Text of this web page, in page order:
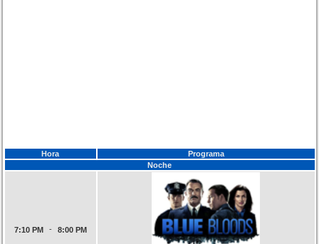
Hora
Programa
Noche
7:10 PM - 8:00 PM